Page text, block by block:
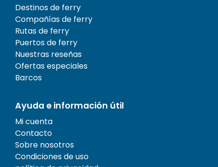
Destinos de ferry
Compañías de ferry
Rutas de ferry
Puertos de ferry
Nuestras reseñas
Ofertas especiales
Barcos
Ayuda e información útil
Mi cuenta
Contacto
Sobre nosotros
Condiciones de uso